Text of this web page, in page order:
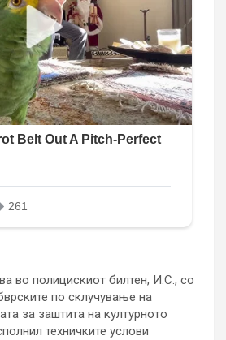
во полицискиот билтен, И.С., со
по склучување на
за заштита на културното
техничките услови